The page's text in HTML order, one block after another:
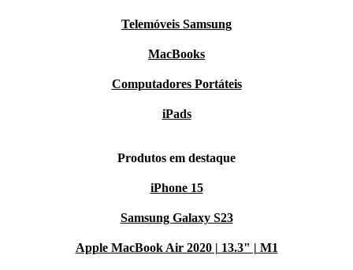
Telemóveis Samsung
MacBooks
Computadores Portáteis
iPads
Produtos em destaque
iPhone 15
Samsung Galaxy S23
Apple MacBook Air 2020 | 13.3" | M1